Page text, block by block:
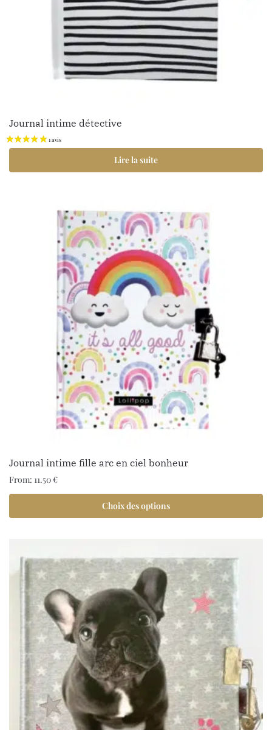
Journal intime détective
Lire la suite
Journal intime fille arc en ciel bonheur
From: 11.50€
Choix des options